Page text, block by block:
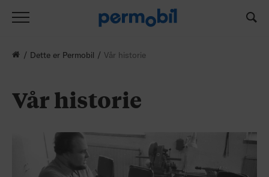
Dette er Permobil Vår historie
Vår historie